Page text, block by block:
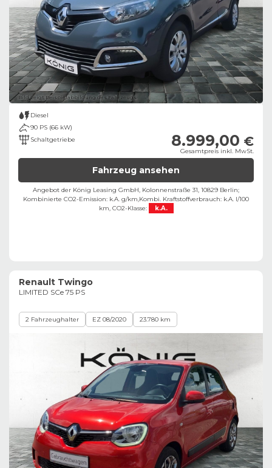
Bild zeigt Beispielabbildung des Fahrzeugs
Diesel
90 PS (66 kW)
Schaltgetriebe
8.999,00 €
Gesamtpreis inkl. MwSt.
Fahrzeug ansehen
Angebot der König Leasing GmbH, Kolonnenstraße 31, 10829 Berlin;
Kombinierte CO2-Emission: k.A. g/km,Kombi. Kraftstoffverbrauch: k.A. l/100
km, CO2-Klasse: k.A.
Renault Twingo
LIMITED SCe 75 PS
2 Fahrzeughalter EZ 08/2020 23.780 km